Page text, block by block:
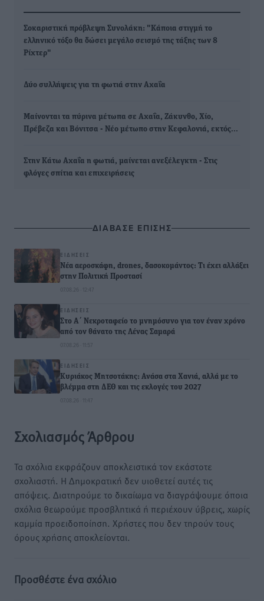
Σοκαριστική πρόβλεψη Συνολάκη: "Κάποια στιγμή το
ελληνικό τόξο θα δώσει μεγάλο σεισμό της τάξης των 8
Ρίχτερ"
Δύο συλλήψεις για τη φωτιά στην Αχαΐα
Μαίνονται τα πύρινα μέτωπα σε Αχαΐα, Ζάκυνθο, Χίο,
Πρέβεζα και Βόνιτσα - Νέο μέτωπο στην Κεφαλονιά, εκτός…
Στην Κάτω Αχαΐα η φωτιά, μαίνεται ανεξέλεγκτη - Στις
φλόγες σπίτια και επιχειρήσεις
ΔΙΑΒΑΣΕ ΕΠΙΣΗΣ
ΕΙΔΉΣΕΙΣ
Νέα αεροσκάφη, drones, δασοκομάντος: Τι έχει αλλάξει
στην Πολιτική Προστασί
07.08.26 · 12:47
ΕΙΔΉΣΕΙΣ
Στο Α΄ Νεκροταφείο το μνημόσυνο για τον έναν χρόνο
από τον θάνατο της Λένας Σαμαρά
07.08.26 · 11:57
ΕΙΔΉΣΕΙΣ
Κυριάκος Μητσοτάκης: Ανάσα στα Χανιά, αλλά με το
βλέμμα στη ΔΕΘ και τις εκλογές του 2027
07.08.26 · 11:47
Σχολιασμός Άρθρου
Τα σχόλια εκφράζουν αποκλειστικά τον εκάστοτε
σχολιαστή. Η Δημοκρατική δεν υιοθετεί αυτές τις
απόψεις. Διατηρούμε το δικαίωμα να διαγράψουμε όποια
σχόλια θεωρούμε προσβλητικά ή περιέχουν ύβρεις, χωρίς
καμμία προειδοποίηση. Χρήστες που δεν τηρούν τους
όρους χρήσης αποκλείονται.
Προσθέστε ένα σχόλιο